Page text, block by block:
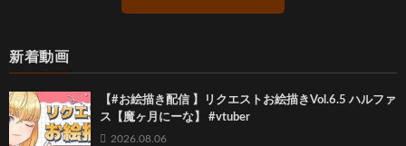
新着動画
【#お絵描き配信 】リクエストお絵描きVol.6.5 ハルファ
ス【魔ヶ月にーな】 #vtuber
2026.08.06